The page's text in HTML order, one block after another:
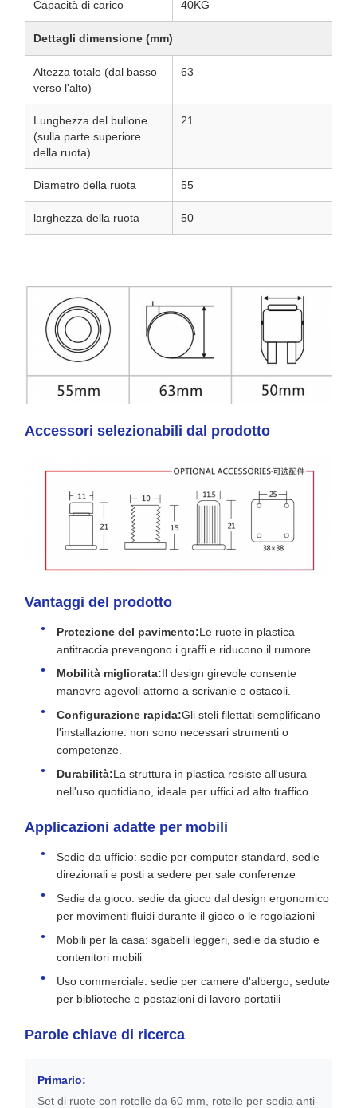
Capacità di carico 40KG
Dettagli dimensione (mm)
Altezza totale (dal basso
verso l'alto)
63
Lunghezza del bullone
(sulla parte superiore
della ruota)
21
Diametro della ruota 55
larghezza della ruota 50
Accessori selezionabili dal prodotto
Vantaggi del prodotto
Protezione del pavimento:Le ruote in plastica
antitraccia prevengono i graffi e riducono il rumore.
Mobilità migliorata:Il design girevole consente
manovre agevoli attorno a scrivanie e ostacoli.
Configurazione rapida:Gli steli filettati semplificano
l'installazione: non sono necessari strumenti o
competenze.
Durabilità:La struttura in plastica resiste all'usura
nell'uso quotidiano, ideale per uffici ad alto traffico.
Applicazioni adatte per mobili
Sedie da ufficio: sedie per computer standard, sedie
direzionali e posti a sedere per sale conferenze
Sedie da gioco: sedie da gioco dal design ergonomico
per movimenti fluidi durante il gioco o le regolazioni
Mobili per la casa: sgabelli leggeri, sedie da studio e
contenitori mobili
Uso commerciale: sedie per camere d'albergo, sedute
per biblioteche e postazioni di lavoro portatili
Parole chiave di ricerca
Primario:
Set di ruote con rotelle da 60 mm, rotelle per sedia anti-